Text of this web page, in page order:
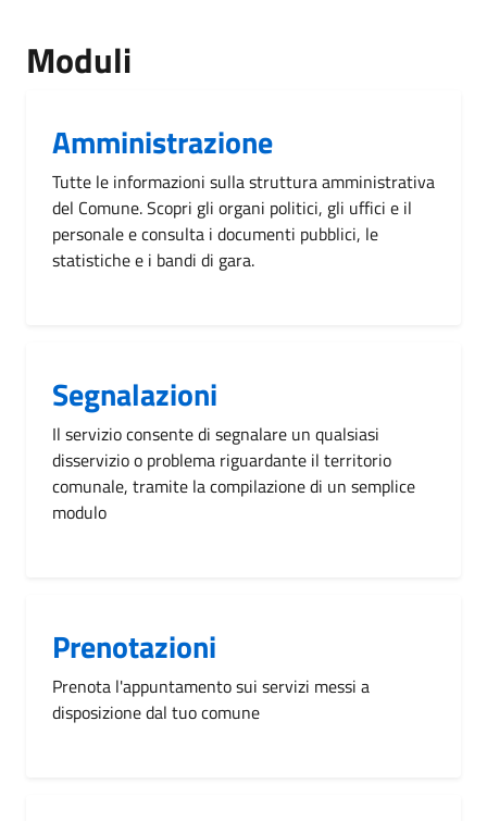
Moduli
Amministrazione
Tutte le informazioni sulla struttura amministrativa
del Comune. Scopri gli organi politici, gli uffici e il
personale e consulta i documenti pubblici, le
statistiche e i bandi di gara.
Segnalazioni
Il servizio consente di segnalare un qualsiasi
disservizio o problema riguardante il territorio
comunale, tramite la compilazione di un semplice
modulo
Prenotazioni
Prenota l'appuntamento sui servizi messi a
disposizione dal tuo comune